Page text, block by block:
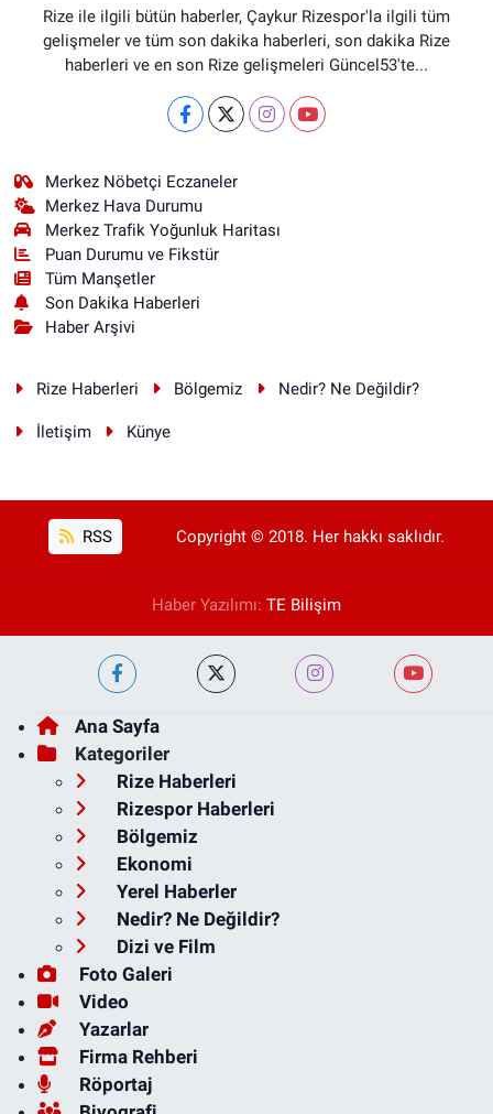
Rize ile ilgili bütün haberler, Çaykur Rizespor'la ilgili tüm
gelişmeler ve tüm son dakika haberleri, son dakika Rize
haberleri ve en son Rize gelişmeleri Güncel53'te...
Merkez Nöbetçi Eczaneler
Merkez Hava Durumu
Merkez Trafik Yoğunluk Haritası
Puan Durumu ve Fikstür
Tüm Manşetler
Son Dakika Haberleri
Haber Arşivi
Rize Haberleri Bölgemiz Nedir? Ne Değildir?
İletişim Künye
RSS Copyright © 2018. Her hakkı saklıdır.
Haber Yazılımı: TE Bilişim
Ana Sayfa
Kategoriler
Rize Haberleri
Rizespor Haberleri
Bölgemiz
Ekonomi
Yerel Haberler
Nedir? Ne Değildir?
Dizi ve Film
Foto Galeri
Video
Yazarlar
Firma Rehberi
Röportaj